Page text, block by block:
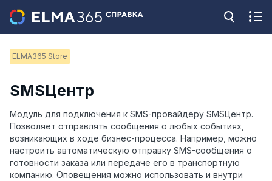
ELMA365 Store
SMSЦентр
Модуль для подключения к SMS-провайдеру SMSЦентр.
Позволяет отправлять сообщения о любых событиях,
возникающих в ходе бизнес-процесса. Например, можно
настроить автоматическую отправку SMS-сообщения о
готовности заказа или передаче его в транспортную
компанию. Оповещения можно использовать и внутри